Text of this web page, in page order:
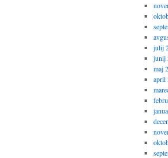
julij
junij
maj
april